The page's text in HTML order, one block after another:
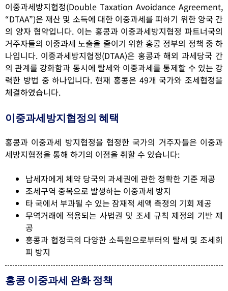
이중과세방지협정(Double Taxation Avoidance Agreement,
“DTAA”)은 재산 및 소득에 대한 이중과세를 피하기 위한 양국 간
의 양자 협약입니다. 이는 홍콩과 이중과세방지협정 파트너국의
거주자들의 이중과세 노출을 줄이기 위한 홍콩 정부의 정책 중 하
나입니다. 이중과세방지협정(DTAA)은 홍콩과 해외 과세당국 간
의 관계를 강화함과 동시에 탈세와 이중과세를 통제할 수 있는 강
력한 방법 중 하나입니다. 현재 홍콩은 49개 국가와 조세협정을
체결하였습니다.
이중과세방지협정의 혜택
홍콩과 이중과세 방지협정을 협정한 국가의 거주자들은 이중과
세방지협정을 통해 하기의 이점을 취할 수 있습니다:
납세자에게 체약 당국의 과세권에 관한 정확한 기준 제공
조세구역 중복으로 발생하는 이중과세 방지
타 국에서 부과될 수 있는 잠재적 세액 측정의 기회 제공
무역거래에 적용되는 사법권 및 조세 규칙 제정의 기반 제
공
홍콩과 협정국의 다양한 소득원으로부터의 탈세 및 조세회
피 방지
홍콩 이중과세 완화 정책